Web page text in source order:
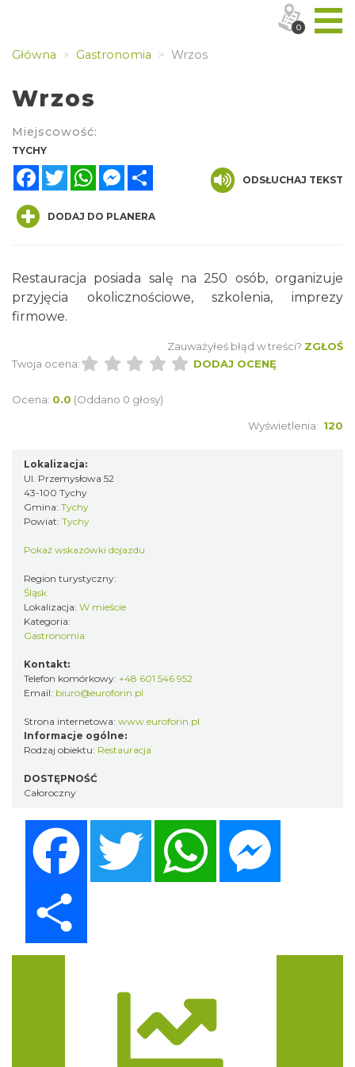
Główna Gastronomia Wrzos
Wrzos
Miejscowość:
TYCHY
FacebookTwitterWhatsAppMessenger
ODSŁUCHAJ TEKST
DODAJ DO PLANERA
Restauracja posiada salę na 250 osób, organizuje
przyjęcia okolicznościowe, szkolenia, imprezy
firmowe.
Zauważyłeś błąd w treści? ZGŁOŚ
Twoja ocena:
DODAJ OCENĘ
Ocena: 0.0 (Oddano 0 głosy)
Wyświetlenia: 120
Lokalizacja:
Ul. Przemysłowa 52
43-100 Tychy
Gmina: Tychy
Powiat: Tychy
Pokaż wskazówki dojazdu
Region turystyczny:
Śląsk
Lokalizacja: W mieście
Kategoria:
Gastronomia
Kontakt:
Telefon komórkowy: +48 601 546 952
Email: biuro@euroforin.pl
Strona internetowa: www.euroforin.pl
Informacje ogólne:
Rodzaj obiektu: Restauracja
DOSTĘPNOŚĆ
Całoroczny
Twitter WhatsApp
0